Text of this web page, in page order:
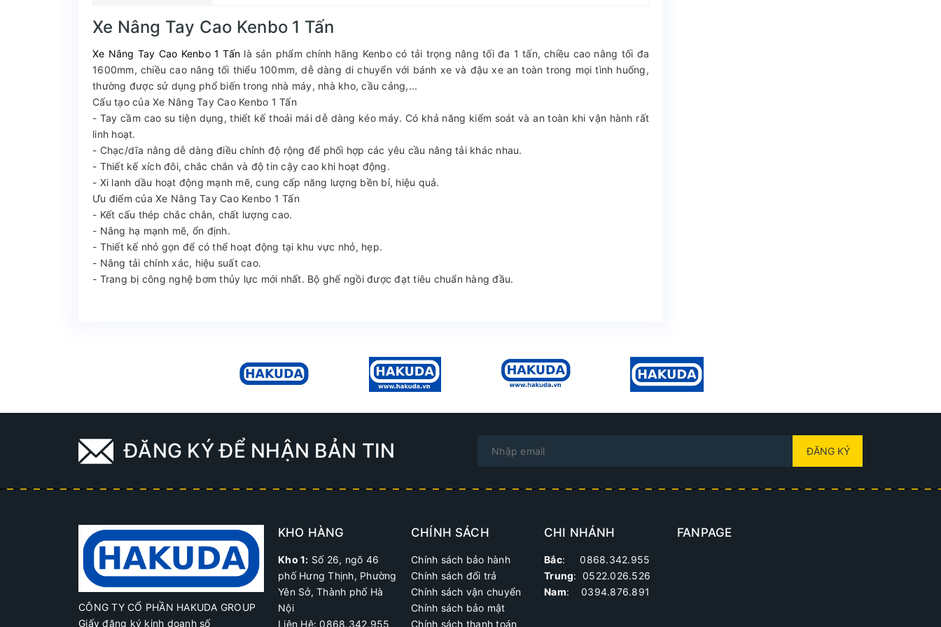
Xe Nâng Tay Cao Kenbo 1 Tấn
Xe Nâng Tay Cao Kenbo 1 Tấn là sản phẩm chính hãng Kenbo có tải trọng nâng tối đa 1 tấn, chiều cao nâng tối đa
1600mm, chiều cao nâng tối thiểu 100mm, dễ dàng di chuyển với bánh xe và đậu xe an toàn trong mọi tình huống,
thường được sử dụng phổ biến trong nhà máy, nhà kho, cầu cảng,...
Cấu tạo của Xe Nâng Tay Cao Kenbo 1 Tấn
- Tay cầm cao su tiện dụng, thiết kế thoải mái dễ dàng kéo máy. Có khả năng kiểm soát và an toàn khi vận hành rất
linh hoạt.
- Chạc/dĩa nâng dễ dàng điều chỉnh độ rộng để phối hợp các yêu cầu nâng tải khác nhau.
- Thiết kế xích đôi, chắc chắn và độ tin cậy cao khi hoạt động.
- Xi lanh dầu hoạt động mạnh mẽ, cung cấp năng lượng bền bỉ, hiệu quả.
Ưu điểm của Xe Nâng Tay Cao Kenbo 1 Tấn
- Kết cấu thép chắc chắn, chất lượng cao.
- Nâng hạ mạnh mẽ, ổn định.
- Thiết kế nhỏ gọn để có thể hoạt động tại khu vực nhỏ, hẹp.
- Nâng tải chính xác, hiệu suất cao.
- Trang bị công nghệ bơm thủy lực mới nhất. Bộ ghế ngồi được đạt tiêu chuẩn hàng đầu.
ĐĂNG KÝ ĐỂ NHẬN BẢN TIN ĐĂNG KÝ
CÔNG TY CỔ PHẦN HAKUDA GROUP
Giấy đăng ký kinh doanh số
KHO HÀNG
Kho 1: Số 26, ngõ 46
phố Hưng Thịnh, Phường
Yên Sở, Thành phố Hà
Nội
Liên Hệ: 0868.342.955
CHÍNH SÁCH
Chính sách bảo hành
Chính sách đổi trả
Chính sách vận chuyển
Chính sách bảo mật
Chính sách thanh toán
CHI NHÁNH
Bắc: 0868.342.955
Trung: 0522.026.526
Nam: 0394.876.891
FANPAGE